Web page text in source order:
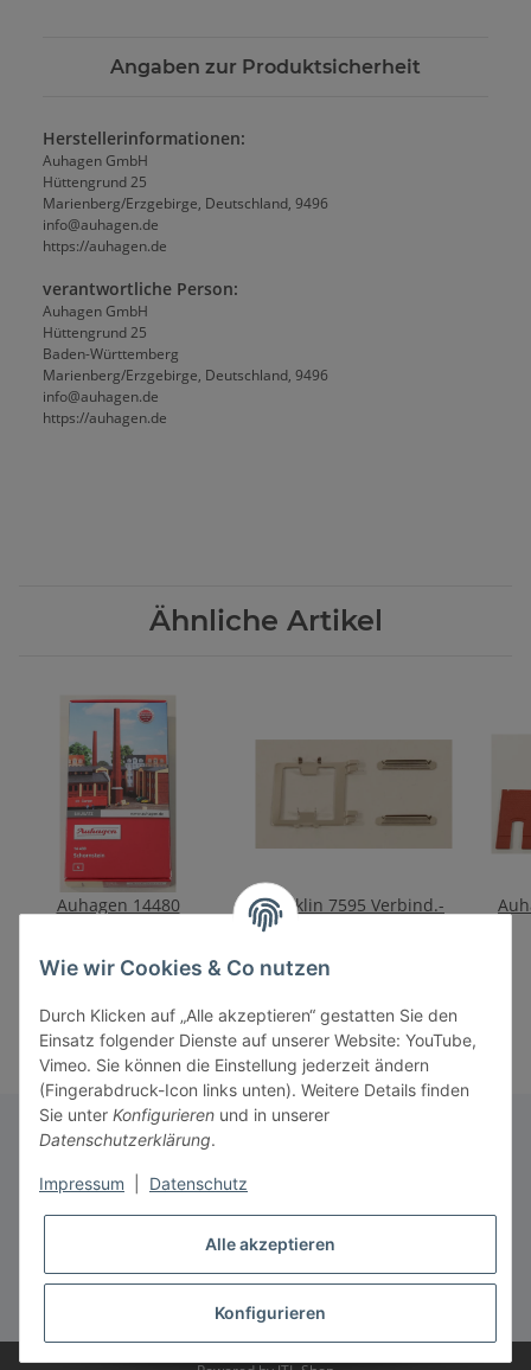
Angaben zur Produktsicherheit
Herstellerinformationen:
Auhagen GmbH
Hüttengrund 25
Marienberg/Erzgebirge, Deutschland, 9496
info@auhagen.de
https://auhagen.de
verantwortliche Person:
Auhagen GmbH
Hüttengrund 25
Baden-Württemberg
Marienberg/Erzgebirge, Deutschland, 9496
info@auhagen.de
https://auhagen.de
Ähnliche Artikel
Auhagen 14480
26,90 €
Märklin 7595 Verbind.-
Informationen
Gesetzliche Informationen
* Alle Preise inkl. gesetzlicher USt., zzgl.Versand
Wie wir Cookies & Co nutzen
Durch Klicken auf „Alle akzeptieren“ gestatten Sie den
Einsatz folgender Dienste auf unserer Website: YouTube,
Vimeo. Sie können die Einstellung jederzeit ändern
(Fingerabdruck-Icon links unten). Weitere Details finden
Sie unter Konfigurieren und in unserer
Datenschutzerklärung.
Impressum Datenschutz
Alle akzeptieren
Konfigurieren